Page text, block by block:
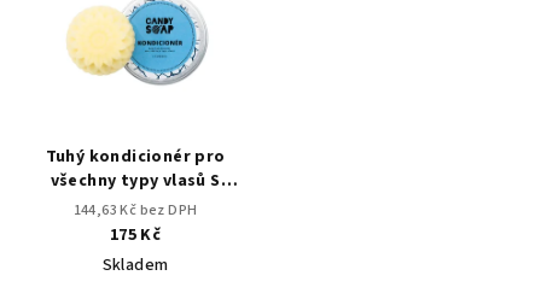
Tuhý kondicionér pro
všechny typy vlasů S
AMBROU
144,63 Kč bez DPH
175 Kč
Skladem